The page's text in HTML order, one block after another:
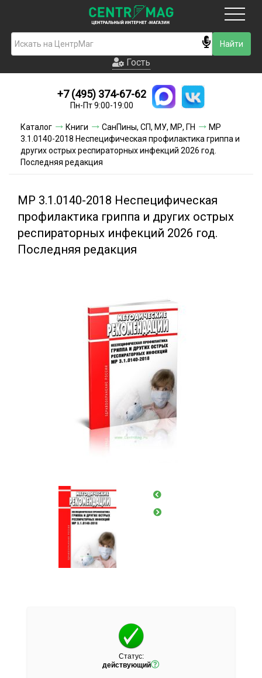
Гость
Новинки
Условия доставки
Условия оплаты
Акции и скидки
Гость
+7 (495) 374-67-62
Пн-Пт 9:00-19:00
Каталог Книги СанПины, СП, МУ, МР, ГН
МР
3.1.0140-2018 Неспецифическая профилактика гриппа и
других острых респираторных инфекций 2026 год.
Последняя редакция
МР 3.1.0140-2018 Неспецифическая
профилактика гриппа и других острых
респираторных инфекций 2026 год.
Последняя редакция
Статус:
действующий